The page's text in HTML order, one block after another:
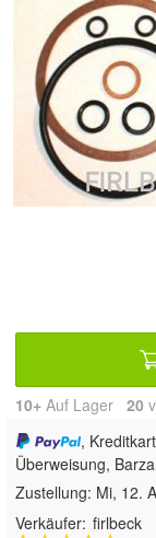
10+ Auf Lager 20
,
Überweisung,
Zustellung: Mi, 12.
Verkäufer: firlbeck